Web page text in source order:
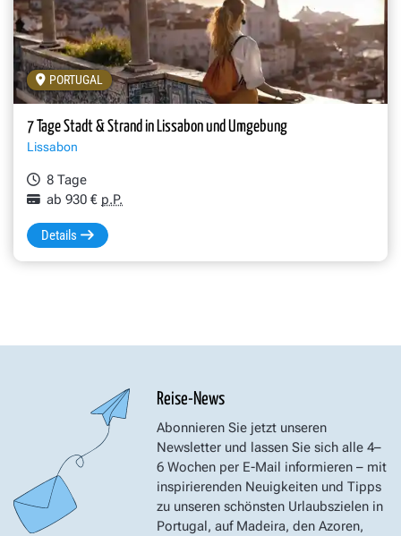
PORTUGAL
7 Tage Stadt & Strand in Lissabon und Umgebung
Lissabon
8 Tage
ab 930 € p.P.
Details
Reise-News
Abonnieren Sie jetzt unseren
Newsletter und lassen Sie sich alle 4–
6 Wochen per E-Mail informieren – mit
inspirierenden Neuigkeiten und Tipps
zu unseren schönsten Urlaubszielen in
Portugal, auf Madeira, den Azoren,